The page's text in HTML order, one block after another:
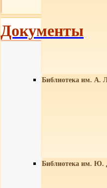
Библиотека им. А.
Библиотека им. Ю.
Документы